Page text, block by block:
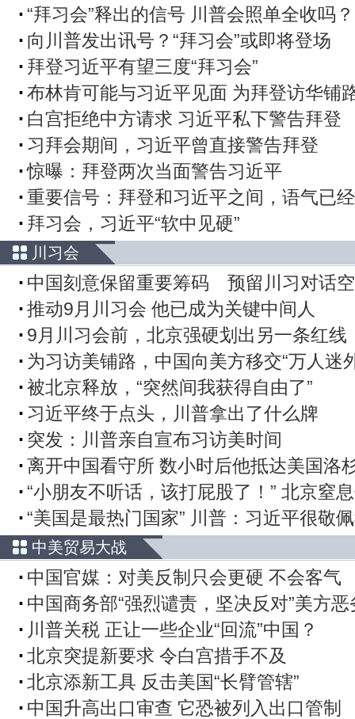
“拜习会”释出的信号 川普会照单全收吗？
向川普发出讯号？“拜习会”或即将登场
拜登习近平有望三度“拜习会”
布林肯可能与习近平见面 为拜登访华铺
白宫拒绝中方请求 习近平私下警告拜登
习拜会期间，习近平曾直接警告拜登
惊曝：拜登两次当面警告习近平
重要信号：拜登和习近平之间，语气已
拜习会，习近平“软中见硬”
川习会
中国刻意保留重要筹码 预留川习对话
推动9月川习会 他已成为关键中间人
9月川习会前，北京强硬划出另一条红线
为习访美铺路，中国向美方移交“万人迷
被北京释放，“突然间我获得自由了”
习近平终于点头，川普拿出了什么牌
突发：川普亲自宣布习访美时间
离开中国看守所 数小时后他抵达美国洛
“小朋友不听话，该打屁股了！” 北京窒
“美国是最热门国家” 川普：习近平很敬
中美贸易大战
中国官媒：对美反制只会更硬 不会客气
中国商务部“强烈谴责，坚决反对”美方
川普关税 正让一些企业“回流”中国？
北京突提新要求 令白宫措手不及
北京添新工具 反击美国“长臂管辖”
中国升高出口审查 它恐被列入出口管制